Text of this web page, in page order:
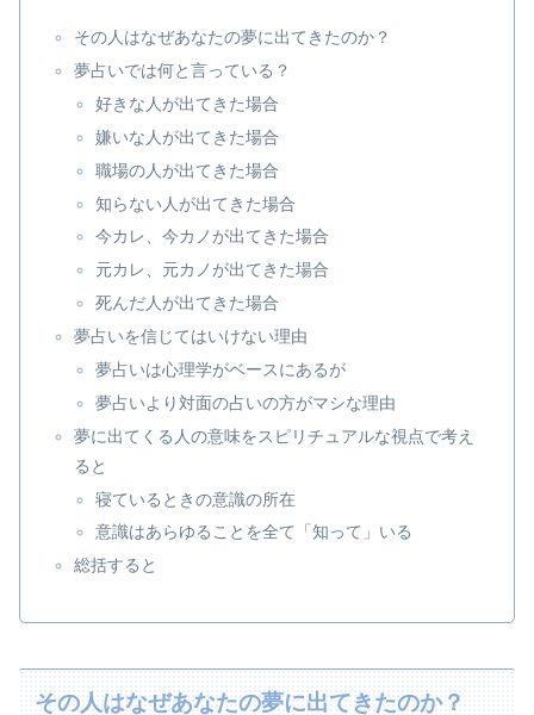
その人はなぜあなたの夢に出てきたのか？
夢占いでは何と言っている？
好きな人が出てきた場合
嫌いな人が出てきた場合
職場の人が出てきた場合
知らない人が出てきた場合
今カレ、今カノが出てきた場合
元カレ、元カノが出てきた場合
死んだ人が出てきた場合
夢占いを信じてはいけない理由
夢占いは心理学がベースにあるが
夢占いより対面の占いの方がマシな理由
夢に出てくる人の意味をスピリチュアルな視点で考え
ると
寝ているときの意識の所在
意識はあらゆることを全て「知って」いる
総括すると
その人はなぜあなたの夢に出てきたのか？